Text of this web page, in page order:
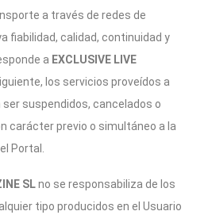
a través de redes de
fiabilidad, calidad, continuidad y
a EXCLUSIVE LIVE
los servicios proveídos a
suspendidos, cancelados o
carácter previo o simultáneo a la
Portal.
SLno se responsabiliza de los
tipo producidos en el Usuario